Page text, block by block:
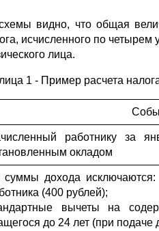
видно, что общая
исчисленного по
лица.
1 - Пример расчета
работнику за
окладом
суммы дохода
(400 рублей);
вычеты на
до 24 лет (при подаче